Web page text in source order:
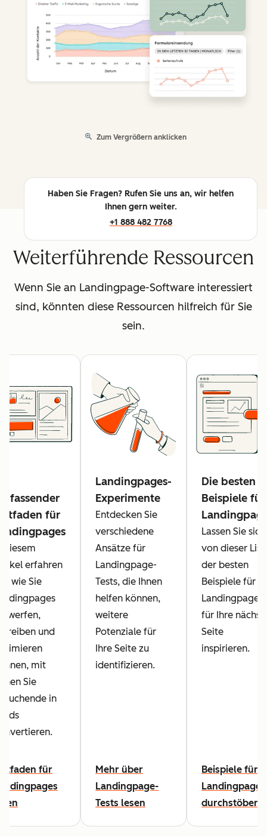
Zum Vergrößern anklicken
Haben Sie Fragen? Rufen Sie uns an, wir helfen
Ihnen gern weiter.
+1 888 482 7768
Weiterführende Ressourcen
Wenn Sie an Landingpage-Software interessiert
sind, könnten diese Ressourcen hilfreich für Sie
sein.
für
diesem
erfahren
wie Sie
und
mit
Sie
in
für
Landingpages-
Experimente
Entdecken Sie
verschiedene
Ansätze für
Landingpage-
Tests, die Ihnen
helfen können,
weitere
Potenziale für
Ihre Seite zu
identifizieren.
Mehr über
Landingpage-
Tests lesen
Die besten
Beispiele für
Lassen Sie sich
von dieser
der besten
Beispiele für
Landingpages
für Ihre
Seite
inspirieren.
Beispiele für
Landingpages
durchstöbern